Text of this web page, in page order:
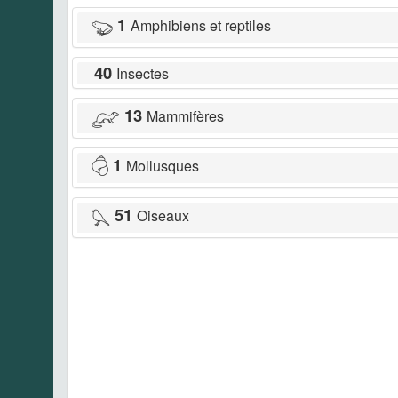
1 Amphibiens et reptiles
40 Insectes
13 Mammifères
1 Mollusques
51 Oiseaux